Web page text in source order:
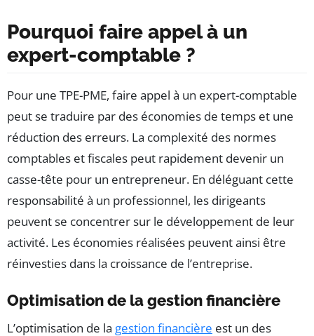
Pourquoi faire appel à un
expert-comptable ?
Pour une TPE-PME, faire appel à un expert-comptable
peut se traduire par des économies de temps et une
réduction des erreurs. La complexité des normes
comptables et fiscales peut rapidement devenir un
casse-tête pour un entrepreneur. En déléguant cette
responsabilité à un professionnel, les dirigeants
peuvent se concentrer sur le développement de leur
activité. Les économies réalisées peuvent ainsi être
réinvesties dans la croissance de l’entreprise.
Optimisation de la gestion financière
L’optimisation de la gestion financière est un des